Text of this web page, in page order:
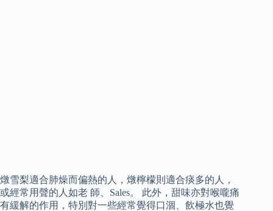
燉雪梨適合肺燥而偏熱的人，燉檸檬則適合痰多的人，
或經常用聲的人如老 師、Sales。 此外，甜味亦對喉嚨痛
有緩解的作用，特別對一些經常覺得口涸、飲極水也覺